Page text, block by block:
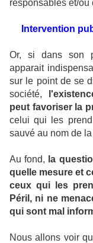
responsables et/ou
Intervention
Or, si dans son
apparait
sur le point de se
société,
peut favoriser la
celui qui les
sauvé au nom de
Au fond, la
quelle mesure et
ceux qui les
Péril, ni ne
qui sont mal
Nous allons voir